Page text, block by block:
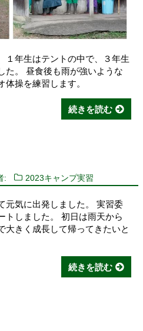
１年生はテントの中で、３年生
た。 昼食後も雨が強いような
操を練習します。
続きを読む
: 2023キャンプ実習
元気に出発しました。 実習委
トしました。 初日は雨天から
大きく成長して帰ってきたいと
続きを読む